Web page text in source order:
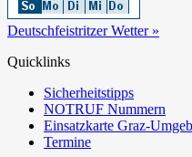
Deutschfeistritzer Wetter »
Quicklinks
Sicherheitstipps
NOTRUF Nummern
Einsatzkarte Graz-
Termine